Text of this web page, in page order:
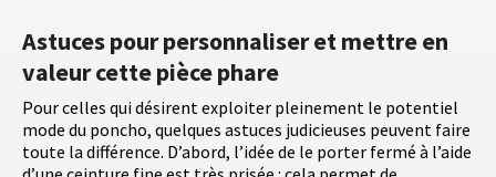
Astuces pour personnaliser et mettre en
valeur cette pièce phare
Pour celles qui désirent exploiter pleinement le potentiel
mode du poncho, quelques astuces judicieuses peuvent faire
toute la différence. D’abord, l’idée de le porter fermé à l’aide